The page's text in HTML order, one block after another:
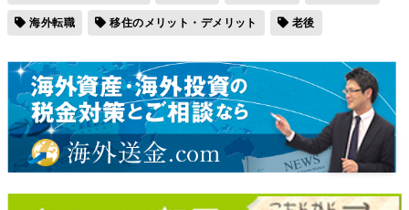
海外転職
移住のメリット・デメリット 老後